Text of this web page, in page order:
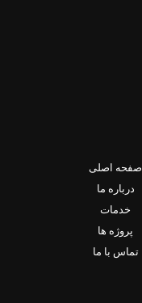
صفحه اصلی
درباره ما
خدمات
پروژه ها
تماس با ما